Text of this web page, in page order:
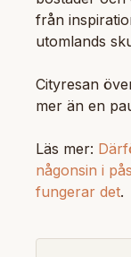
från
utomlands
Cityresan
mer än en
Läs mer:
någonsin i
fungerar det.